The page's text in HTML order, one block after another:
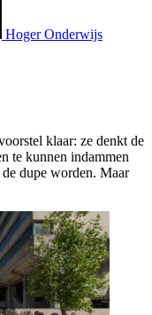
Hoger Onderwijs
klaar: ze denkt de
te kunnen indammen
dupe worden. Maar